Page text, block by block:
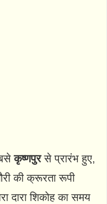
बसेकृष्णपुरसे प्रारंभ हुए,
की क्रूरता रूपी
दारा शिकोह का समय